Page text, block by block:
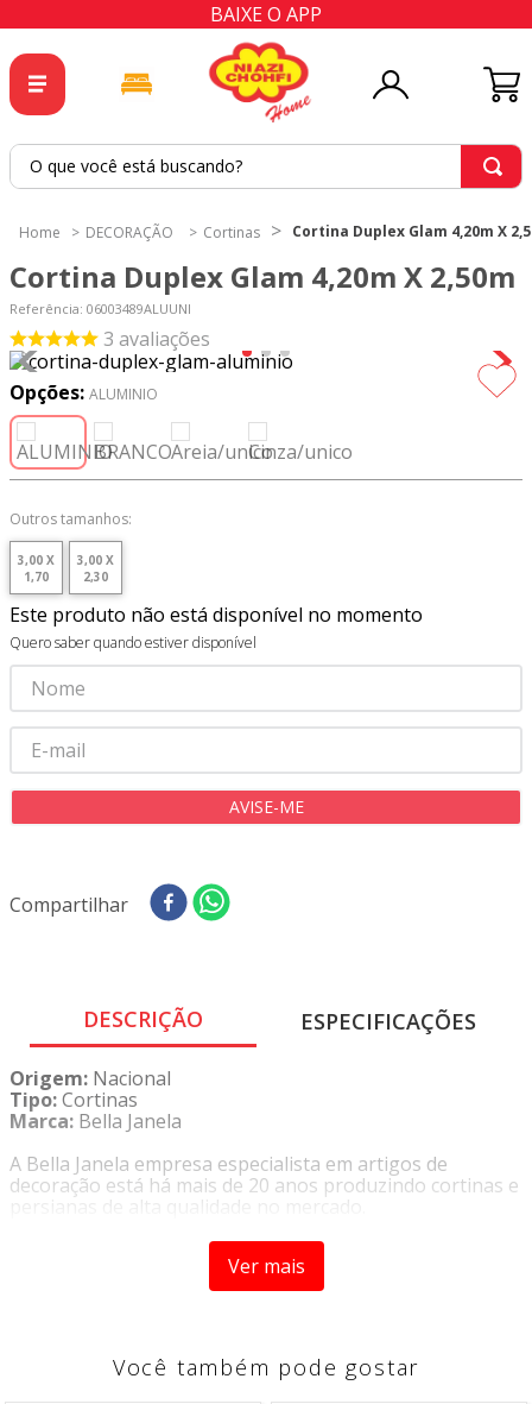
BAIXE O APP
O que você está buscando?
DECORAÇÃO Cortinas Cortina Duplex Glam 4,20m X
Cortina Duplex Glam 4,20m X 2,50m
Referência: 06003489ALUUNI
3 avaliações
Opções: ALUMINIO
Outros tamanhos:
3,00 X
1,70
3,00 X
2,30
Este produto não está disponível no momento
Quero saber quando estiver disponível
Compartilhar
DESCRIÇÃO ESPECIFICAÇÕES
Origem: Nacional
Tipo:Cortinas
Marca: Bella Janela
A Bella Janela empresa especialista em artigos de
decoração está há mais de 20 anos produzindo cortinas e
persianas de alta qualidade no mercado.
Decore e deixe aquele cantinho preferido da sua casa
ainda mais charmoso com a Cortina Duplex Glam 4,20 x
2,50 Alumínio - Bella Janela, com um design moderno e
tradição da marca Bella Janela que é especialista em
Ver mais
Você também pode gostar
2º
tapete
3º
cortina
4º
tecido percal
5º
tapetes
6º
tecido tricoline
8º
tricoline digital
9º
tecido oxford
10 º toalha mesa